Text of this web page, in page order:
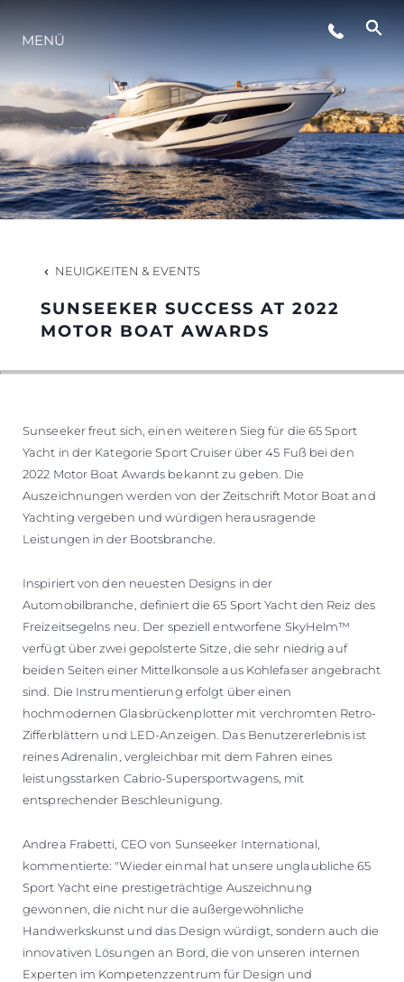
LIFESTYLE
INNOVATION
DIE FIRMA
DAS TEAM
GESCHICHTE
MENÜ
NEUIGKEITEN & EVENTS
SUNSEEKER SUCCESS AT 2022
MOTOR BOAT AWARDS
Sunseeker freut sich, einen weiteren Sieg für die 65 Sport
Yacht in der Kategorie Sport Cruiser über 45 Fuß bei den
2022 Motor Boat Awards bekannt zu geben. Die
Auszeichnungen werden von der Zeitschrift Motor Boat and
Yachting vergeben und würdigen herausragende
Leistungen in der Bootsbranche.
Inspiriert von den neuesten Designs in der
Automobilbranche, definiert die 65 Sport Yacht den Reiz des
Freizeitsegelns neu. Der speziell entworfene SkyHelm™
verfügt über zwei gepolsterte Sitze, die sehr niedrig auf
beiden Seiten einer Mittelkonsole aus Kohlefaser angebracht
sind. Die Instrumentierung erfolgt über einen
hochmodernen Glasbrückenplotter mit verchromten Retro-
Zifferblättern und LED-Anzeigen. Das Benutzererlebnis ist
reines Adrenalin, vergleichbar mit dem Fahren eines
leistungsstarken Cabrio-Supersportwagens, mit
entsprechender Beschleunigung.
Andrea Frabetti, CEO von Sunseeker International,
kommentierte: "Wieder einmal hat unsere unglaubliche 65
Sport Yacht eine prestigeträchtige Auszeichnung
gewonnen, die nicht nur die außergewöhnliche
Handwerkskunst und das Design würdigt, sondern auch die
innovativen Lösungen an Bord, die von unseren internen
Experten im Kompetenzzentrum für Design und